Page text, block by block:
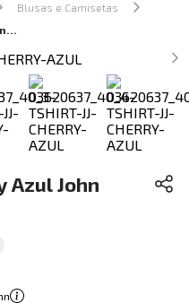
Blusas e Camisetas
Camiseta Reta Cherry Azul John John Feminina
Azul John